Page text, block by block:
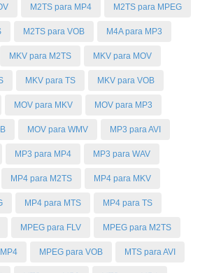
M2TS para MP4 M2TS para MPEG
M2TS para VOB M4A para MP3
MKV para M2TS MKV para MOV
MKV para TS MKV para VOB
MOV para MKV MOV para MP3
MOV para WMV MP3 para AVI
MP3 para MP4 MP3 para WAV
MP4 para M2TS MP4 para MKV
MP4 para MTS MP4 para TS
MPEG para FLV MPEG para M2TS
MPEG para VOB MTS para AVI